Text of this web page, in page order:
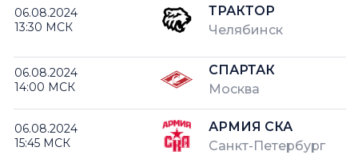
06.08.2024
13:30 МСК
ТРАКТОР
Челябинск
06.08.2024
14:00 МСК
СПАРТАК
Москва
06.08.2024
15:45 МСК
АРМИЯ СКА
Санкт-Петербург